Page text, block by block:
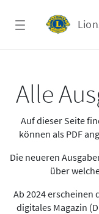
Alle
Auf dieser Seite
können als PDF
Die neueren
über
Ab 2024 erscheinen
digitales Magazin